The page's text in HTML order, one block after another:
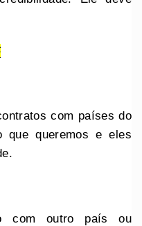
com países do
que queremos e eles
com outro país ou